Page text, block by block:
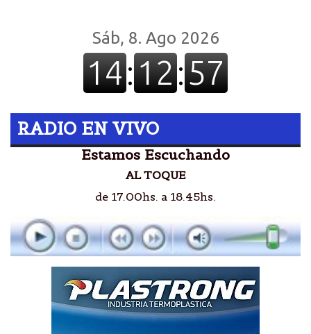
RADIO EN VIVO
Estamos Escuchando
AL TOQUE
de 17.00hs. a 18.45hs.